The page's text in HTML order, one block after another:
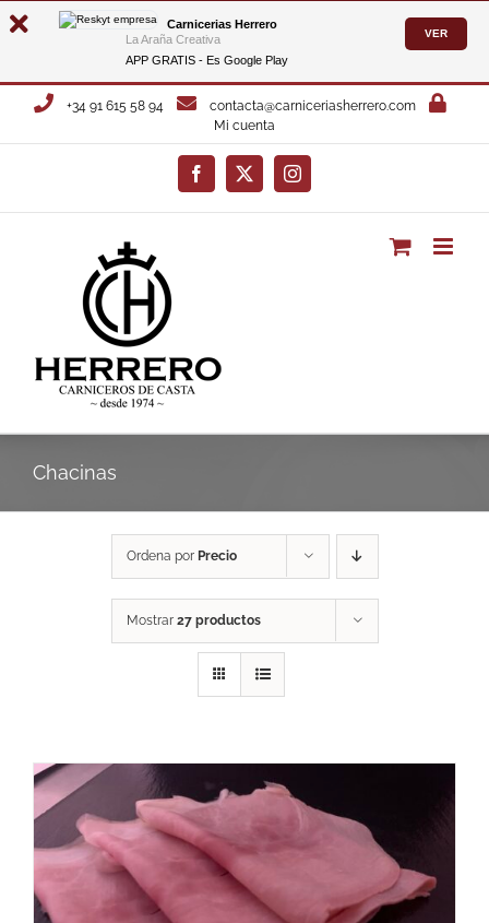
Carnicerias Herrero
La Araña Creativa
APP GRATIS - Es Google Play
VER
Saltar
+34 91 615 58 94
contacta@carniceriasherrero.com
Mi cuenta
Facebook
X Instagram
Chacinas
Ordena por Precio
Mostrar 27 productos